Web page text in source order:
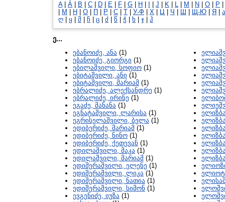
A| Á B C D E F G H J K L M N O P
М Н О П Р С Т У-Ф Х Ц Ч Ш Щ-Ю Я
ა
ღ
ყ შ ჩ ც ძ წ ჭ ხ ჯ ჰ
ე...
ებანოიძე, ანა (1)
ებანოიძე, გიორგი (1)
ებილაშვილი, სოფიო (1)
ებიტაშვილი, ანი (1)
ებიტაშვილი, მარიამ (1)
ებრალიძე, ალექსანდრე (1)
ებრალიძე, ირინე (1)
ეგაძე, მანანა (1)
ეგნატაშვილი, ლარისა (1)
ეგრისელაშვილი, ბელა (1)
ედიბერიძე, მარიამ (1)
ედიბერიძე, ნინო (1)
ედიბერიძე, ქეთევან (1)
ედილაშვილი, მაკა (1)
ედილაშვილი, მარიამ (1)
ედიშერაშვილი, ელენე (1)
ედიშერაშვილი, ლიკა (1)
ედიშერაშვილი, ნათია (1)
ედიშერაშვილი, სიმონ (1)
ევგენიძე, იუზა (1)